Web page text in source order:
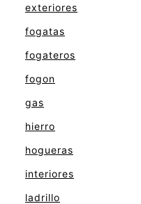
exteriores
fogatas
fogateros
fogon
gas
hierro
hogueras
interiores
ladrillo